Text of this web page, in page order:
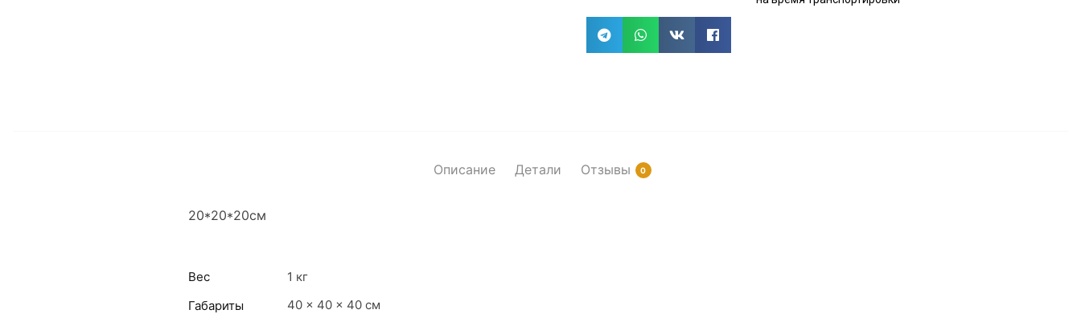
Описание Детали Отзывы 0
20*20*20см
Вес
1 кг
Габариты
40 × 40 × 40 см